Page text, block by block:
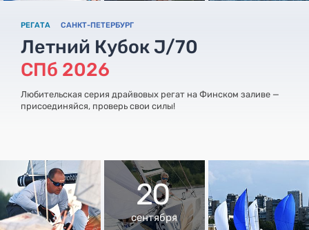
РЕГАТА САНКТ-ПЕТЕРБУРГ
Летний Кубок J/70
СПб 2026
Любительская серия драйвовых регат на Финском заливе —
присоединяйся, проверь свои силы!
20
сентября